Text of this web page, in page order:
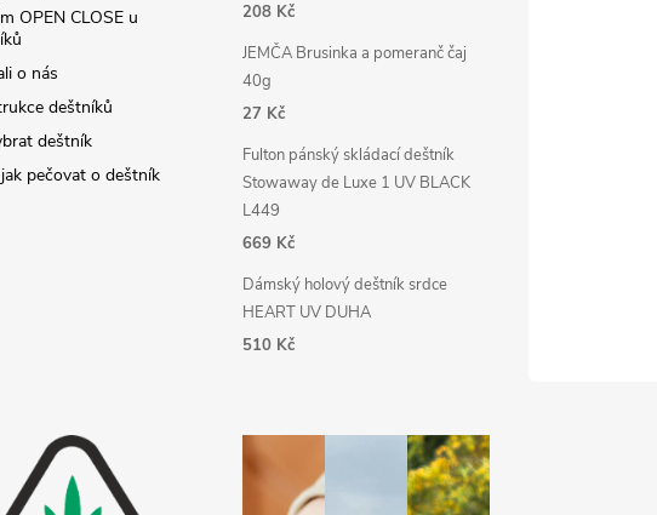
OPEN CLOSE u
o nás
deštníků
deštník
pečovat o deštník
208 Kč
JEMČA Brusinka a pomeranč čaj
40g
27 Kč
Fulton pánský skládací deštník
Stowaway de Luxe 1 UV BLACK
L449
669 Kč
Dámský holový deštník srdce
HEART UV DUHA
510 Kč